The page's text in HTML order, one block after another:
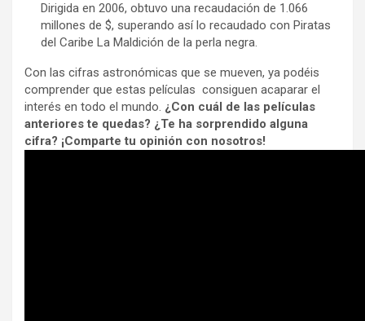
Dirigida en 2006, obtuvo una recaudación de 1.066
millones de $, superando así lo recaudado con Piratas
del Caribe La Maldición de la perla negra.
Con las cifras astronómicas que se mueven, ya podéis
comprender que estas películas consiguen acaparar el
interés en todo el mundo. ¿Con cuál de las películas
anteriores te quedas? ¿Te ha sorprendido alguna
cifra? ¡Comparte tu opinión con nosotros!